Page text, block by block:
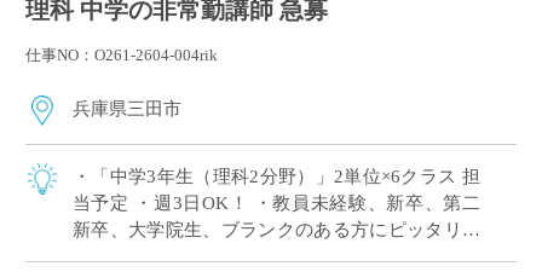
理科 中学の非常勤講師 急募
仕事NO：O261-2604-004rik
兵庫県三田市
・「中学3年生（理科2分野）」2単位×6クラス 担
当予定 ・週3日OK！ ・教員未経験、新卒、第二
新卒、大学院生、ブランクのある方にピッタリ！